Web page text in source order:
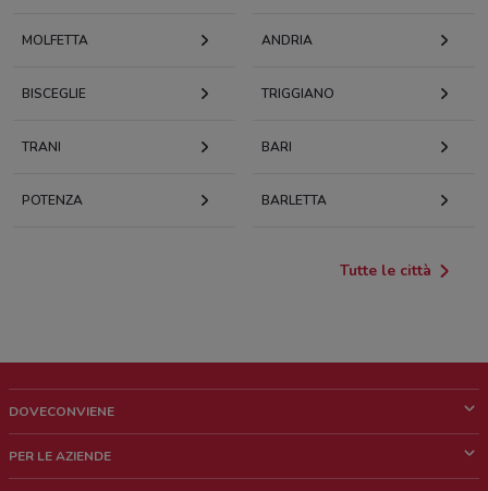
MOLFETTA ANDRIA
BISCEGLIE TRIGGIANO
TRANI BARI
POTENZA BARLETTA
Tutte le città
DOVECONVIENE
Chi siamo
PER LE AZIENDE